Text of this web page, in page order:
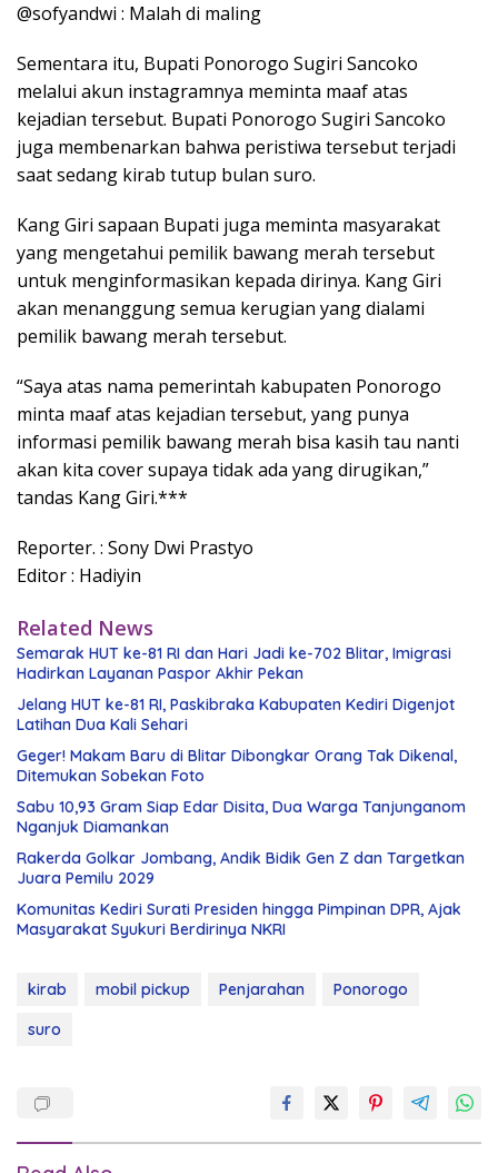
@sofyandwi : Malah di maling
Sementara itu, Bupati Ponorogo Sugiri Sancoko
melalui akun instagramnya meminta maaf atas
kejadian tersebut. Bupati Ponorogo Sugiri Sancoko
juga membenarkan bahwa peristiwa tersebut terjadi
saat sedang kirab tutup bulan suro.
Kang Giri sapaan Bupati juga meminta masyarakat
yang mengetahui pemilik bawang merah tersebut
untuk menginformasikan kepada dirinya. Kang Giri
akan menanggung semua kerugian yang dialami
pemilik bawang merah tersebut.
“Saya atas nama pemerintah kabupaten Ponorogo
minta maaf atas kejadian tersebut, yang punya
informasi pemilik bawang merah bisa kasih tau nanti
akan kita cover supaya tidak ada yang dirugikan,”
tandas Kang Giri.***
Reporter. : Sony Dwi Prastyo
Editor : Hadiyin
Related News
Semarak HUT ke-81 RI dan Hari Jadi ke-702 Blitar, Imigrasi
Hadirkan Layanan Paspor Akhir Pekan
Jelang HUT ke-81 RI, Paskibraka Kabupaten Kediri Digenjot
Latihan Dua Kali Sehari
Geger! Makam Baru di Blitar Dibongkar Orang Tak Dikenal,
Ditemukan Sobekan Foto
Sabu 10,93 Gram Siap Edar Disita, Dua Warga Tanjunganom
Nganjuk Diamankan
Rakerda Golkar Jombang, Andik Bidik Gen Z dan Targetkan
Juara Pemilu 2029
Komunitas Kediri Surati Presiden hingga Pimpinan DPR, Ajak
Masyarakat Syukuri Berdirinya NKRI
kirab mobil pickup Penjarahan
Ponorogo
suro